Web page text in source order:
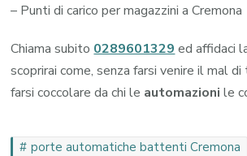
– Punti di carico per magazzini a Cremona
Chiama subito 0289601329 ed affidaci
scoprirai come, senza farsi venire il mal
farsi coccolare da chi le automazioni le
porte automatiche battenti Cremona